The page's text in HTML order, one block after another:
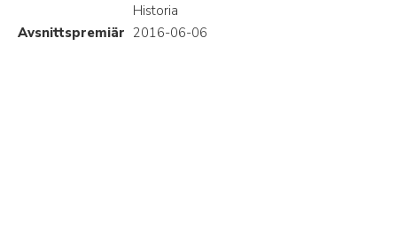
Historia
Avsnittspremiär 2016-06-06